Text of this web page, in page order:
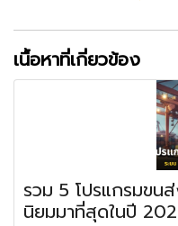
เนื้อหาที่เกี่ยวข้อง
รวม 5 โปรแกรมขน
นิยมมาที่สุดในปี